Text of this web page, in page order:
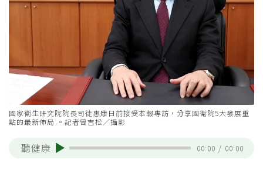
國家衛生研究院院長司徒惠康日前接受本報專訪，分享國衛院5大發展重
點的最新佈局 。記者曾吉松／攝影
聽健康 00:00 / 00:00